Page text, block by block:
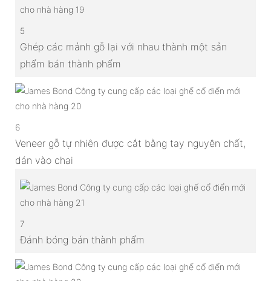
5
Ghép các mảnh gỗ lại với nhau thành một sản
phẩm bán thành phẩm
6
Veneer gỗ tự nhiên được cắt bằng tay nguyên chất,
dán vào chai
7
Đánh bóng bán thành phẩm